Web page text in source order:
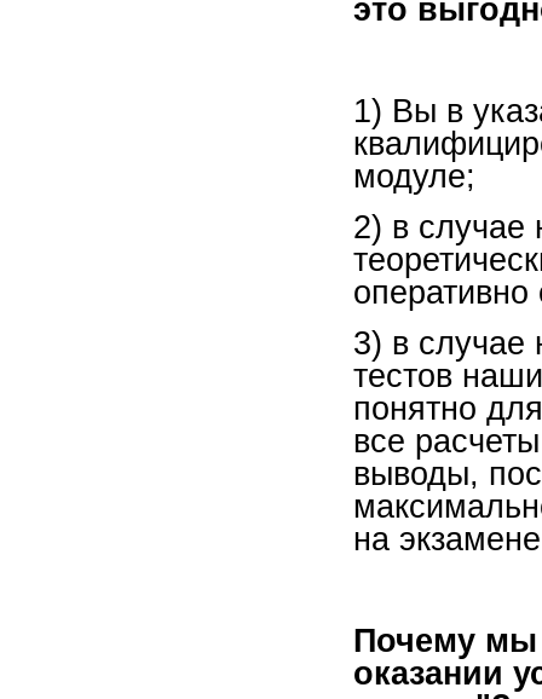
это
1) Вы в
модуле;
2) в случае
3) в случае
тестов
понятно
все
выводы,
на
Почему мы
оказании